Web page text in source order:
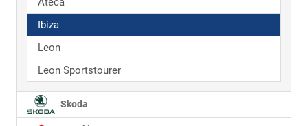
Ibiza
Leon
Leon Sportstourer
Skoda